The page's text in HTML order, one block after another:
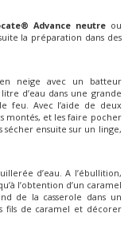
Advance neutreou
la préparation dans des
neige avec un batteur
d’eau dans une grande
feu. Avec l’aide de deux
montés, et les faire pocher
sécher ensuite sur un linge,
d’eau. A l’ébullition,
l’obtention d’un caramel
de la casserole dans un
fils de caramel et décorer